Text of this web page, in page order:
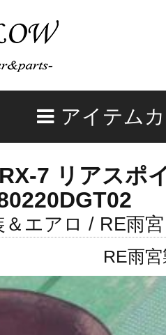
アイテム
7 リアス
エアロ / RE雨宮
RE雨